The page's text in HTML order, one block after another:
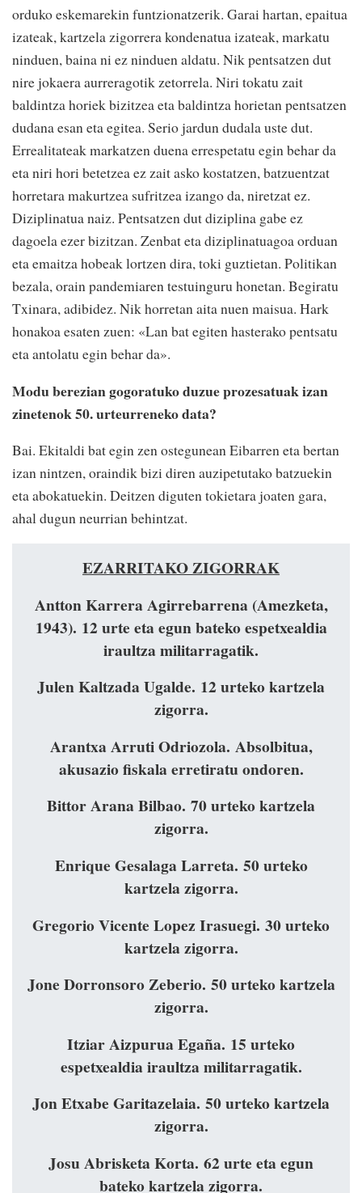
orduko eskemarekin funtzionatzerik. Garai hartan, epaitua
izateak, kartzela zigorrera kondenatua izateak, markatu
ninduen, baina ni ez ninduen aldatu. Nik pentsatzen dut
nire jokaera aurreragotik zetorrela. Niri tokatu zait
baldintza horiek bizitzea eta baldintza horietan pentsatzen
dudana esan eta egitea. Serio jardun dudala uste dut.
Errealitateak markatzen duena errespetatu egin behar da
eta niri hori betetzea ez zait asko kostatzen, batzuentzat
horretara makurtzea sufritzea izango da, niretzat ez.
Diziplinatua naiz. Pentsatzen dut diziplina gabe ez
dagoela ezer bizitzan. Zenbat eta diziplinatuagoa orduan
eta emaitza hobeak lortzen dira, toki guztietan. Politikan
bezala, orain pandemiaren testuinguru honetan. Begiratu
Txinara, adibidez. Nik horretan aita nuen maisua. Hark
honakoa esaten zuen: «Lan bat egiten hasterako pentsatu
eta antolatu egin behar da».
Modu berezian gogoratuko duzue prozesatuak izan
zinetenok 50. urteurreneko data?
Bai. Ekitaldi bat egin zen ostegunean Eibarren eta bertan
izan nintzen, oraindik bizi diren auzipetutako batzuekin
eta abokatuekin. Deitzen diguten tokietara joaten gara,
ahal dugun neurrian behintzat.
EZARRITAKO ZIGORRAK
Antton Karrera Agirrebarrena (Amezketa,
1943). 12 urte eta egun bateko espetxealdia
iraultza militarragatik.
Julen Kaltzada Ugalde. 12 urteko kartzela
zigorra.
Arantxa Arruti Odriozola. Absolbitua,
akusazio fiskala erretiratu ondoren.
Bittor Arana Bilbao. 70 urteko kartzela
zigorra.
Enrique Gesalaga Larreta. 50 urteko
kartzela zigorra.
Gregorio Vicente Lopez Irasuegi. 30 urteko
kartzela zigorra.
Jone Dorronsoro Zeberio. 50 urteko kartzela
zigorra.
Itziar Aizpurua Egaña. 15 urteko
espetxealdia iraultza militarragatik.
Jon Etxabe Garitazelaia. 50 urteko kartzela
zigorra.
Josu Abrisketa Korta. 62 urte eta egun
bateko kartzela zigorra.